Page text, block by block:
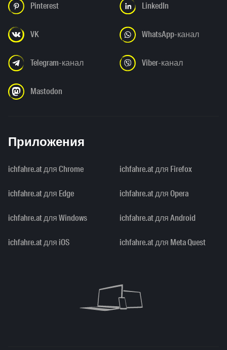
Pinterest LinkedIn
VK WhatsApp-канал
Telegram-канал Viber-канал
Mastodon
Приложения
ichfahre.at для Chrome ichfahre.at для Firefox
ichfahre.at для Edge ichfahre.at для Opera
ichfahre.at для Windows ichfahre.at для Android
ichfahre.at для iOS ichfahre.at для Meta Quest